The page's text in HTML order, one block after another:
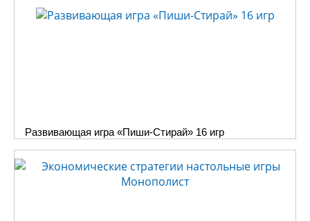
Развивающая игра «Пиши-Стирай» 16 игр